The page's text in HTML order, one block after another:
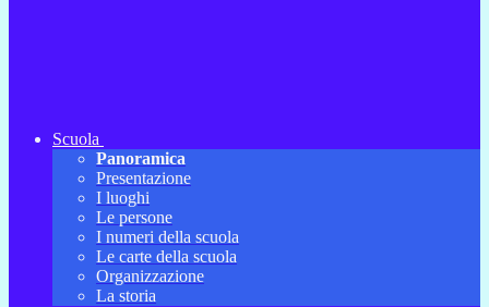
Scuola
Panoramica
Presentazione
I luoghi
Le persone
I numeri della scuola
Le carte della scuola
Organizzazione
La storia